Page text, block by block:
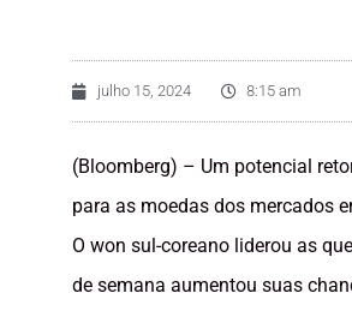
julho 15, 2024 8:15 am
(Bloomberg) – Um potencial
para as moedas dos mercados
O won sul-coreano liderou as
de semana aumentou suas